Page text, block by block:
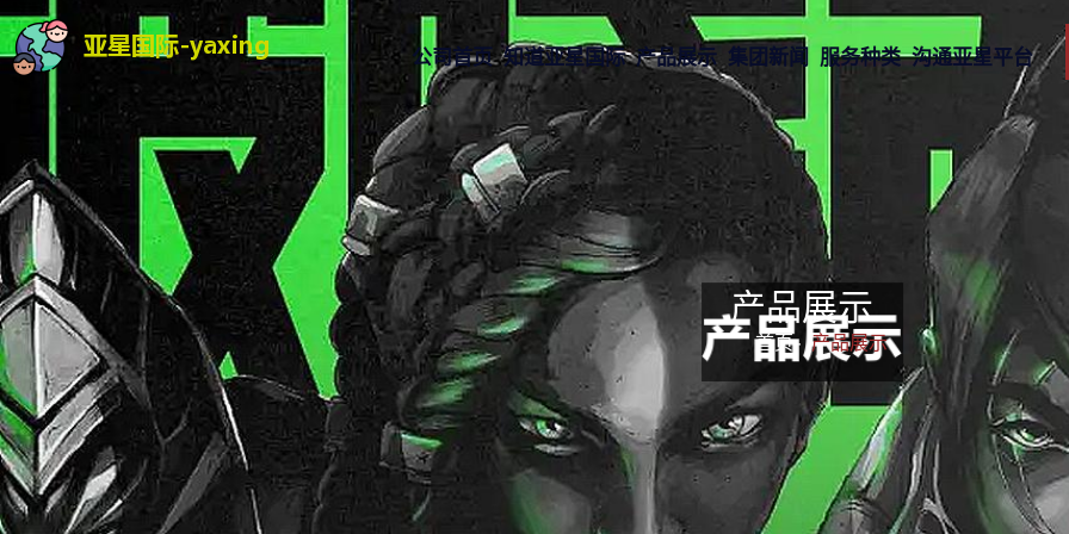
公司首页 知道亚星国际 产品展示 集团新闻 服务种类 沟通亚星平台
产品展示
首页- 产品展示